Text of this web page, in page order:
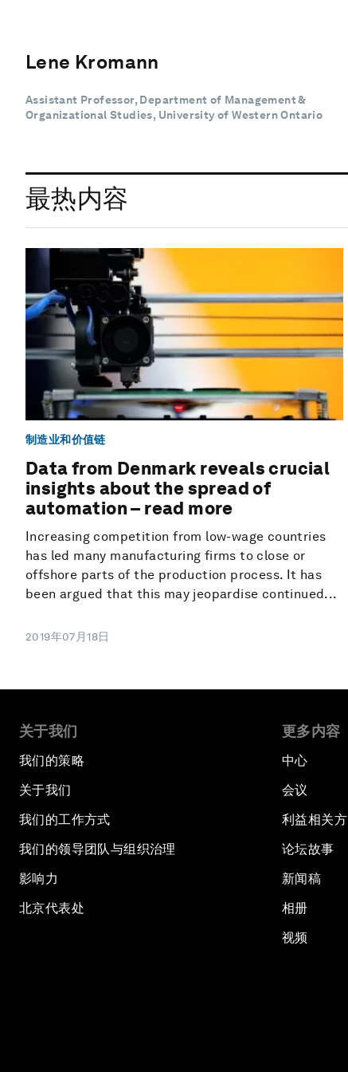
Lene Kromann
Assistant Professor, Department of Management &
Organizational Studies, University of Western Ontario
最热内容
制造业和价值链
Data from Denmark reveals crucial
insights about the spread of
automation – read more
Increasing competition from low-wage countries
has led many manufacturing firms to close or
offshore parts of the production process. It has
been argued that this may jeopardise continued...
2019年07月18日
关于我们
我们的策略
关于我们
我们的工作方式
我们的领导团队与组织治理
影响力
北京代表处
更多内容
中心
会议
利益相关方
论坛故事
新闻稿
相册
视频